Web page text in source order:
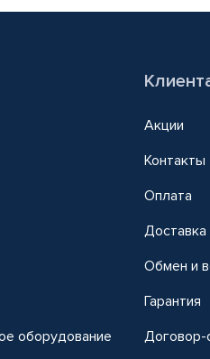
оборудование
Акции
Контакты
Оплата
Доставка
Обмен и
Гарантия